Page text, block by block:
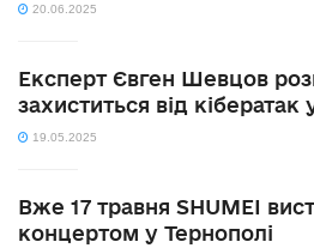
20.06.2025
Експерт Євген Шевцов
захиститься від кібератак
19.05.2025
Вже 17 травня SHUMEI
концертом у Тернополі